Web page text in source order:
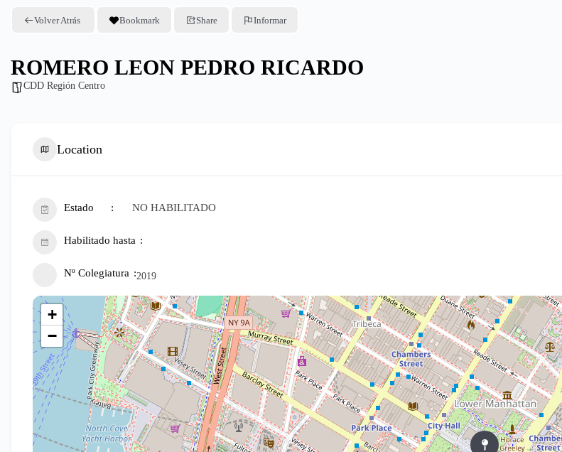
Volver Atrás Bookmark Share Informar
ROMERO LEON PEDRO RICARDO
CDD Región Centro
Location
Estado NO HABILITADO
Habilitado hasta
Nº Colegiatura 2019
+
−